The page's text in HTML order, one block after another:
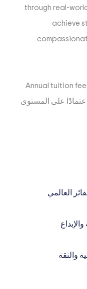
through real-
achieve
Annual tuition
على المستوى
العالمي
والثقة